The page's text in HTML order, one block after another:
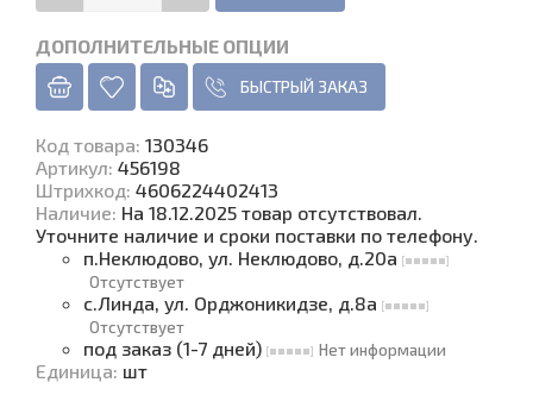
ДОПОЛНИТЕЛЬНЫЕ ОПЦИИ
БЫСТРЫЙ ЗАКАЗ
Код товара: 130346
Артикул: 456198
Штрихкод: 4606224402413
Наличие: На 18.12.2025 товар отсутствовал.
Уточните наличие и сроки поставки по телефону.
п.Неклюдово, ул. Неклюдово, д.20а
Отсутствует
с.Линда, ул. Орджоникидзе, д.8а
Отсутствует
под заказ (1-7 дней) Нет информации
Единица: шт